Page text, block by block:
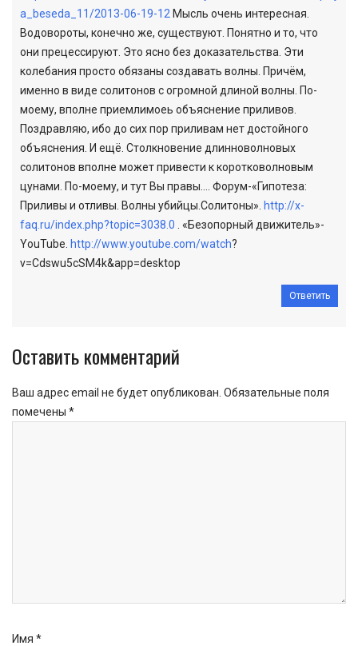
a_beseda_11/2013-06-19-12 Мысль очень интересная.
Водовороты, конечно же, существуют. Понятно и то, что
они прецессируют. Это ясно без доказательства. Эти
колебания просто обязаны создавать волны. Причём,
именно в виде солитонов с огромной длиной волны. По-
моему, вполне приемлимоеь объяснение приливов.
Поздравляю, ибо до сих пор приливам нет достойного
объяснения. И ещё. Столкновение длинноволновых
солитонов вполне может привести к коротковолновым
цунами. По-моему, и тут Вы правы…. Форум-«Гипотеза:
Приливы и отливы. Волны убийцы.Солитоны». http://x-
faq.ru/index.php?topic=3038.0 . «Безопорный движитель»-
YouTube. http://www.youtube.com/watch?
v=Cdswu5cSM4k&app=desktop
Ответить
Оставить комментарий
Ваш адрес email не будет опубликован. Обязательные поля
помечены *
Имя *